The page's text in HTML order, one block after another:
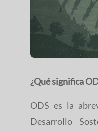
¿Qué significa
ODS es la
Desarrollo